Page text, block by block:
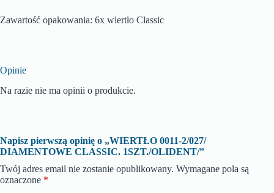
Zawartość opakowania: 6x wiertło Classic
Opinie
Na razie nie ma opinii o produkcie.
Napisz pierwszą opinię o „WIERTŁO 0011-2/027/
DIAMENTOWE CLASSIC. 1SZT./OLIDENT/”
Twój adres email nie zostanie opublikowany. Wymagane pola są
oznaczone *